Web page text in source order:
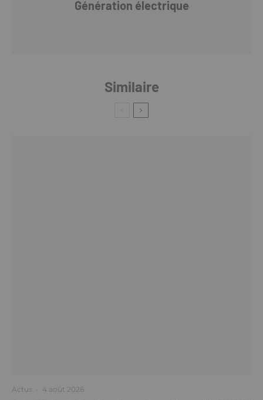
Génération électrique
Similaire
Actus · 4 août 2026